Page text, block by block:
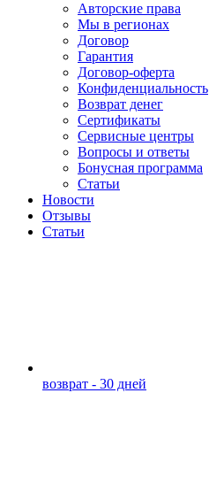
Авторские права
Мы в регионах
Договор
Гарантия
Договор-оферта
Конфиденциальность
Возврат денег
Сертификаты
Сервисные центры
Вопросы и ответы
Бонусная программа
Статьи
Новости
Отзывы
Статьи
возврат - 30 дней